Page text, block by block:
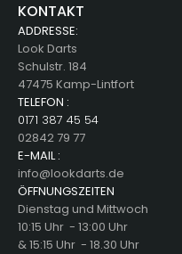
KONTAKT
ADDRESSE:
Look Darts
Schulstr. 184
47475 Kamp-Lintfort
TELEFON :
0171 387 45 54
02842 79 77
E-MAIL :
info@lookdarts.de
ÖFFNUNGSZEITEN
Dienstag und Mittwoch
10:15 Uhr - 13:00 Uhr
& 15:15 Uhr - 18.30 Uhr